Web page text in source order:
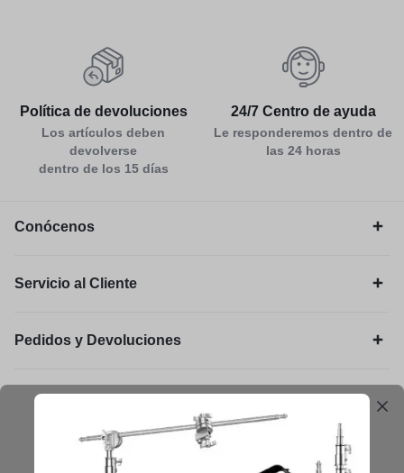
Política de devoluciones
Los artículos deben
devolverse
dentro de los 15 días
24/7 Centro de ayuda
Le responderemos dentro de
las 24 horas
Conócenos
Servicio al Cliente
Pedidos y Devoluciones
Legal
Mantengámonos en contacto